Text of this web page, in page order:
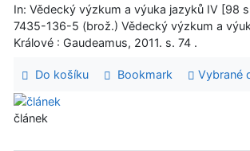
In: Vědecký výzkum a výuka jazyků IV [98
7435-136-5 (brož.) Vědecký výzkum a
Králové : Gaudeamus, 2011. s. 74 .
Do košíku Bookmark Vybrané
článek